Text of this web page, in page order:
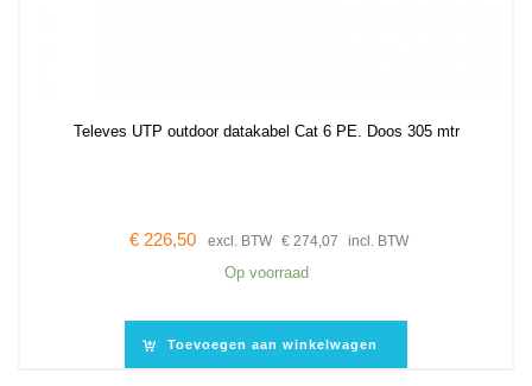
Televes UTP outdoor datakabel Cat 6 PE. Doos 305 mtr
€ 226,50 excl. BTW € 274,07 incl. BTW
Op voorraad
Toevoegen aan winkelwagen